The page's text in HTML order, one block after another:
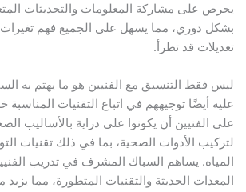
يحرص على مشاركة المعلومات والتحديثات
بشكل دوري، مما يسهل على الجميع فهم
تعديلات قد تطرأ.
ليس فقط التنسيق مع الفنيين هو ما يهتم به
عليه أيضًا توجيههم في اتباع التقنيات المناسبة
على الفنيين أن يكونوا على دراية بالأساليب
لتركيب الأدوات الصحية، بما في ذلك تقنيات
المياه. يساهم السباك المشرف في تدريب
المعدات الحديثة والتقنيات المتطورة، مما